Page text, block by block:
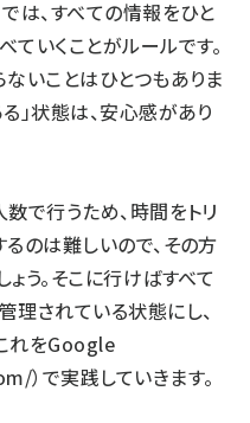
は、すべての情報をひと
いくことがルールです。
いことはひとつもありま
」状態は、安心感があり
で行うため、時間をトリ
のは難しいので、その方
う。そこに行けばすべて
理されている状態にし、
れをGoogle
）で実践していきます。